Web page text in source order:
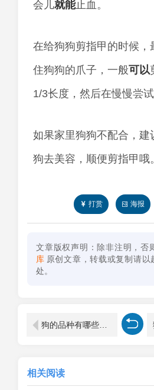
会儿就能止血。
在给狗狗剪指甲的时候，
住狗狗的爪子，一般可以
1/3长度，然后在慢慢尝试
如果家里狗狗不配合，建
狗去美容，顺便剪指甲哦。
打赏 海报
文章版权声明：除非注明，否
库 原创文章，转载或复制请以
处。
狗的品种有哪些（狗的品种大全及名称）
相关阅读